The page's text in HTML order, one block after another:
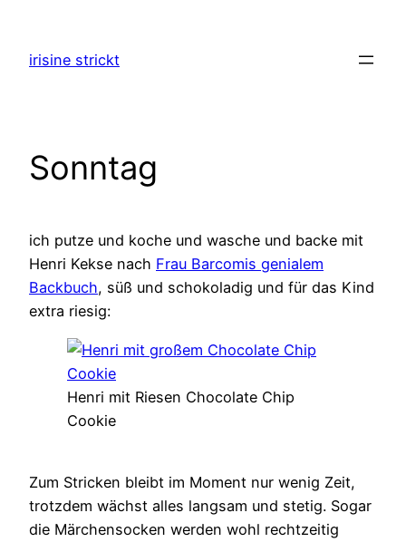
springen
irisine strickt
Sonntag
ich putze und koche und wasche und backe mit
Henri Kekse nach Frau Barcomis genialem
Backbuch, süß und schokoladig und für das Kind
extra riesig:
Henri mit Riesen Chocolate Chip
Cookie
Zum Stricken bleibt im Moment nur wenig Zeit,
trotzdem wächst alles langsam und stetig. Sogar
die Märchensocken werden wohl rechtzeitig